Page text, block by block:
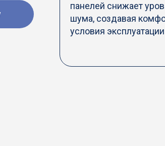
панелей снижает
шума, создавая
условия эксплуатации